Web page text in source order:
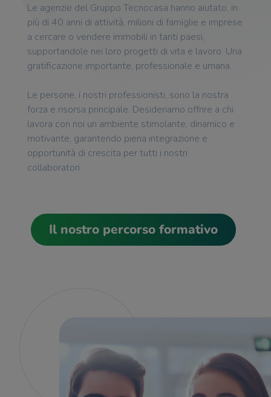
Le agenzie del Gruppo Tecnocasa hanno aiutato, in
più di 40 anni di attività, milioni di famiglie e imprese
a cercare o vendere immobili in tanti paesi,
supportandole nei loro progetti di vita e lavoro. Una
gratificazione importante, professionale e umana.
Le persone, i nostri professionisti, sono la nostra
forza e risorsa principale. Desideriamo offrire a chi
lavora con noi un ambiente stimolante, dinamico e
motivante, garantendo piena integrazione e
opportunità di crescita per tutti i nostri
collaboratori.
Il nostro percorso formativo